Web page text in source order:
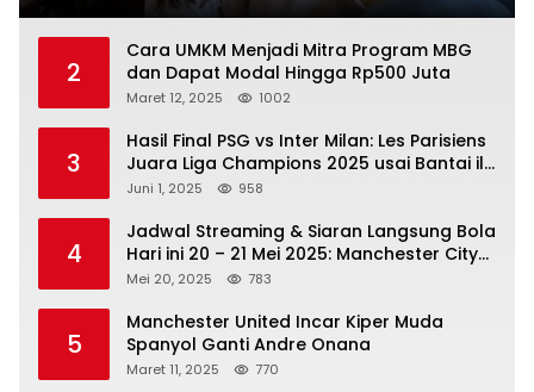
2
Cara UMKM Menjadi Mitra Program MBG
dan Dapat Modal Hingga Rp500 Juta
Maret 12, 2025 1002
3
Hasil Final PSG vs Inter Milan: Les Parisiens
Juara Liga Champions 2025 usai Bantai il
Nerazzurri
Juni 1, 2025 958
4
Jadwal Streaming & Siaran Langsung Bola
Hari ini 20 – 21 Mei 2025: Manchester City
vs Bournemouth
Mei 20, 2025 783
5
Manchester United Incar Kiper Muda
Spanyol Ganti Andre Onana
Maret 11, 2025 770